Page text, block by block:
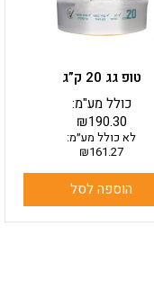
טופ גג 20 ק”ג
₪190.30
כולל מע"מ:
לא כולל מע״מ:
₪161.27
הוספה לסל